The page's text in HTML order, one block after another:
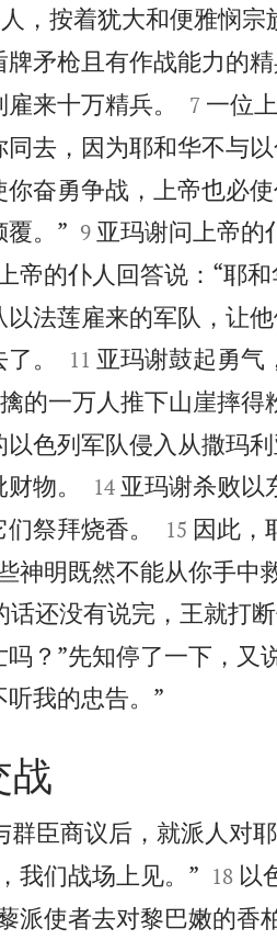
，按着犹大和便雅悯
矛枪且有作战能力的精
来十万精兵。


7 一位
同去，因为耶和华不与
奋勇争战，上帝也必
。”
9 亚玛谢问上帝的
帝的仆人回答说：“耶
法莲雇来的军队，让
。


11 亚玛谢鼓起勇气
的一万人推下山崖摔得
色列军队侵入从撒玛
物。


14 亚玛谢杀败以
祭拜烧香。


15 因此，
神明既然不能从你手中
话还没有说完，王就打
？”先知停了一下，又
我的忠告。”
战
群臣商议后，就派人对
我们战场上见。”
18 以
派使者去对黎巴嫩的香